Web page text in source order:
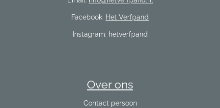
Facebook: Het Verfpand
Instagram: hetverfpand
Over ons
Contact persoon